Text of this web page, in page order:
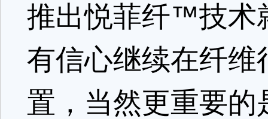
推出悦菲纤™技术
有信心继续在纤
置，当然更重要